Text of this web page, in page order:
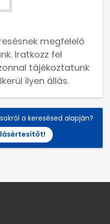
megfelelő
Iratkozz fel
tájékoztatunk
ilyen állás.
a keresésed alapján?